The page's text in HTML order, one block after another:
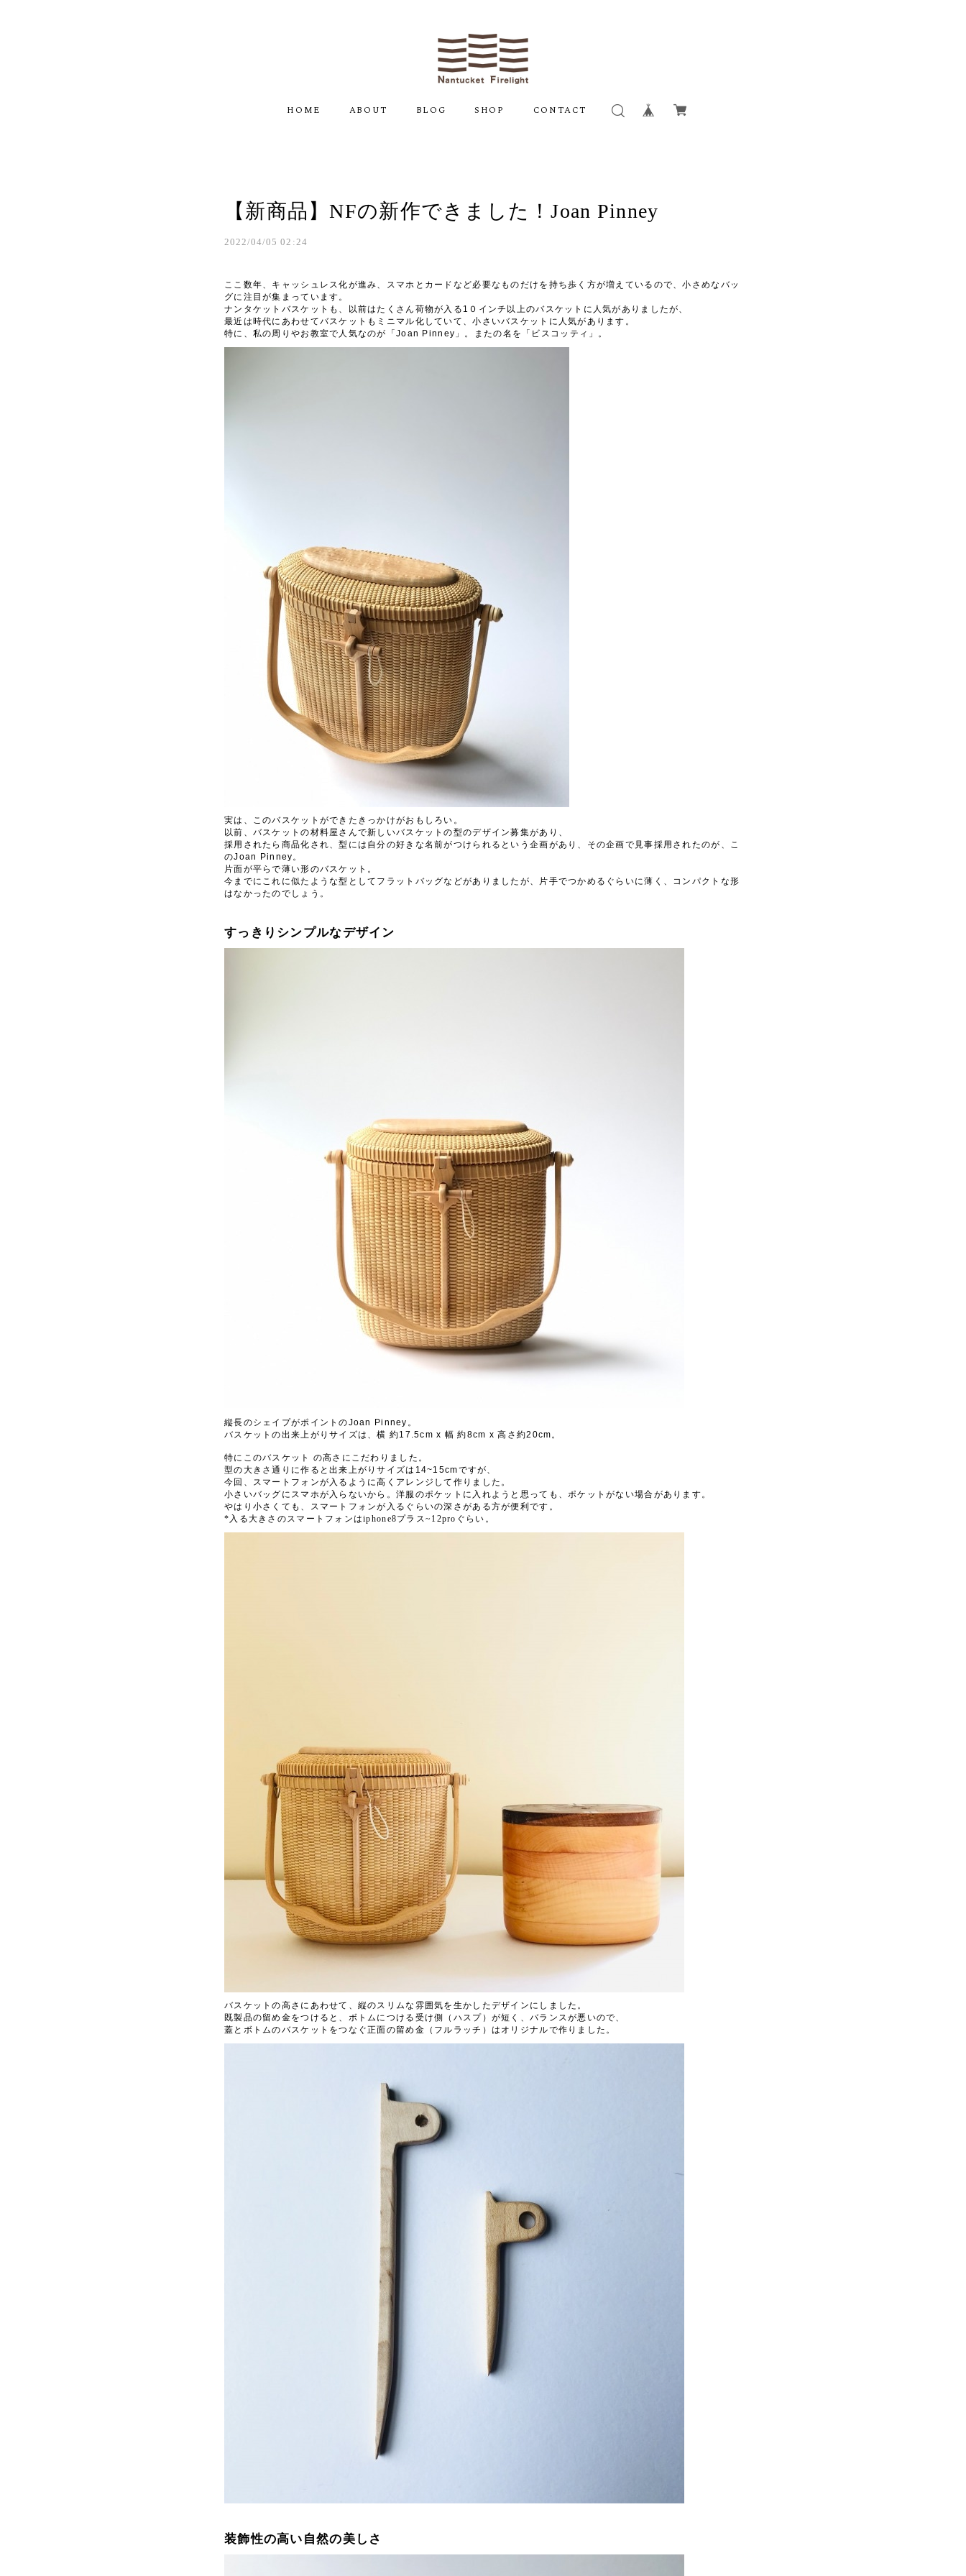
HOME ABOUT BLOG SHOP CONTACT
【新商品】NFの新作できました！Joan Pinney
2022/04/05 02:24
ここ数年、キャッシュレス化が進み、スマホとカードなど必要なものだけを持ち歩く方が増えているので、小さめなバッ
グに注目が集まっています。
ナンタケットバスケットも、以前はたくさん荷物が入る 1 ０インチ以上のバスケットに人気がありましたが、
最近は時代にあわせてバスケットもミニマル化していて、小さいバスケットに人気があります。
特に、私の周りやお教室で人気なのが「Joan Pinney 」。またの名を「ビスコッティ」。
実は、このバスケットができたきっかけがおもしろい。
以前、バスケットの材料屋さんで新しいバスケットの型のデザイン募集があり、
採用されたら商品化され、型には自分の好きな名前がつけられるという企画があり、その企画で見事採用されたのが、こ
のJoan Pinney 。
片面が平らで薄い形のバスケット。
今までにこれに似たような型としてフラットバッグなどがありましたが、片手でつかめるぐらいに薄く、コンパクトな形
はなかったのでしょう。
すっきりシンプルなデザイン
縦長のシェイプがポイントのJoan Pinney 。
バスケットの出来上がりサイズは、横 約17.5cm x 幅 約8cm x高さ約20cm 。
特にこのバスケット
の高さにこだわりました。
型の大きさ通りに作ると出来上がりサイズは 14~15cmですが、
今回、スマートフォンが入るように高くアレンジして作りました。
小さいバッグにスマホが入らないから。洋服のポケットに入れようと思っても、ポケットがない場合があります。
やはり小さくても、スマートフォンが入るぐらいの深さがある方が便利です。
*入る大きさのスマートフォンはiphone8プラス~12proぐらい。
バスケットの高さにあわせて、縦のスリムな雰囲気を生かしたデザインにしました。
既製品の留め金をつけると、ボトムにつける受け側（ハスプ）が短く、バランスが悪いので、
蓋とボトムのバスケットをつなぐ正面の留め金（フルラッチ）はオリジナルで作りました。
装飾性の高い自然の美しさ